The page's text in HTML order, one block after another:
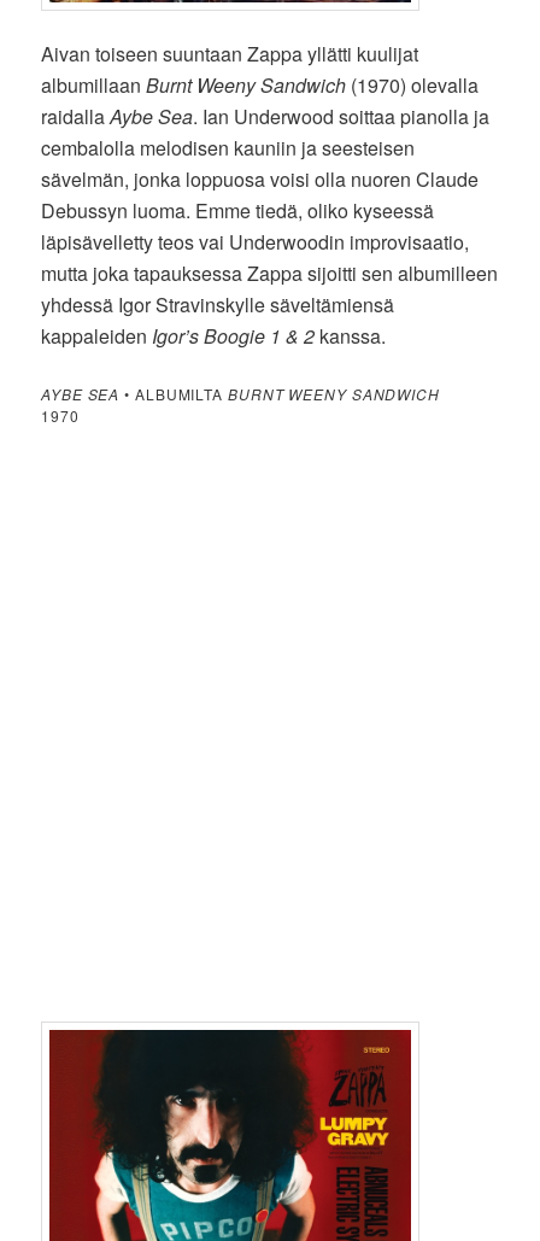
Aivan toiseen suuntaan Zappa yllätti kuulijat
albumillaanBurnt Weeny Sandwich (1970) olevalla
raidallaAybe Sea. Ian Underwood soittaa pianolla ja
cembalolla melodisen kauniin ja seesteisen
sävelmän, jonka loppuosa voisi olla nuoren Claude
Debussyn luoma. Emme tiedä, oliko kyseessä
läpisävelletty teos vai Underwoodin improvisaatio,
mutta joka tapauksessa Zappa sijoitti sen albumilleen
yhdessä Igor Stravinskylle säveltämiensä
kappaleiden Igor’s Boogie 1 & 2 kanssa.
AYBE SEA • ALBUMILTA BURNT WEENY SANDWICH
1970